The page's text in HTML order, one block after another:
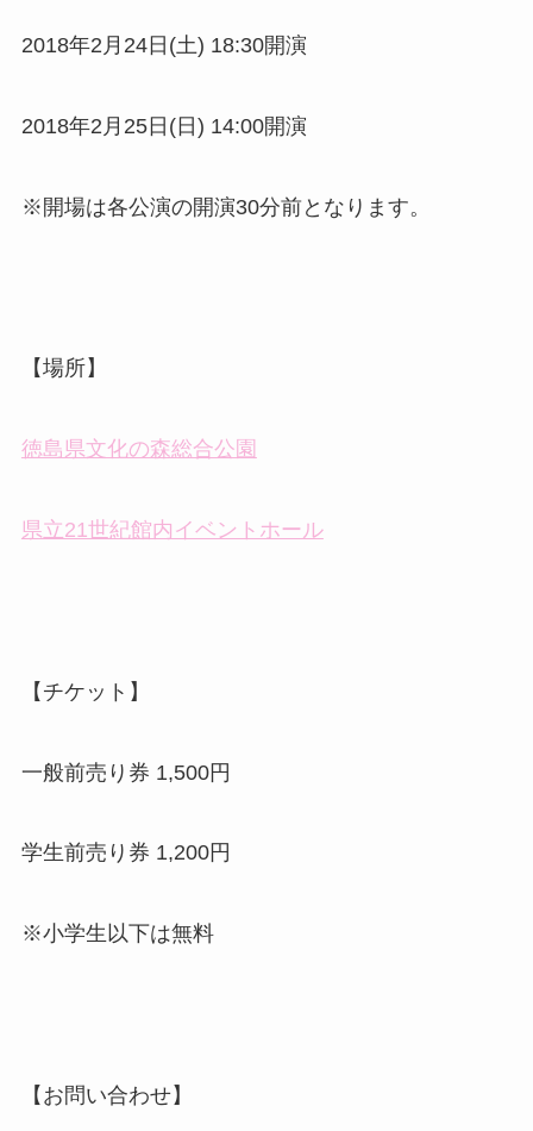
2018年2月24日(土) 18:30開演
2018年2月25日(日) 14:00開演
※開場は各公演の開演30分前となります。
【場所】
徳島県文化の森総合公園
県立21世紀館内イベントホール
【チケット】
一般前売り券 1,500円
学生前売り券 1,200円
※小学生以下は無料
【お問い合わせ】